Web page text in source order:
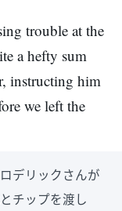
trouble at the
a hefty sum
instructing him
we left the
デリックさんが
チップを渡し